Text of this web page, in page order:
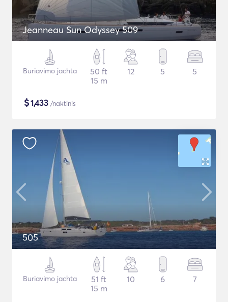
Jeanneau Sun Odyssey 509
Buriavimo jachta
50 ft
15 m
12 5 5
$1,433 /naktinis
505
Buriavimo jachta
51 ft
15 m
10 6 7